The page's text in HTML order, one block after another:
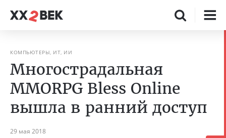
КОМПЬЮТЕРЫ, ИТ, ИИ
Многострадальная
MMORPG Bless Online
вышла в ранний доступ
29 мая 2018